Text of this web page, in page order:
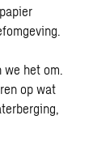
we het om.
op wat